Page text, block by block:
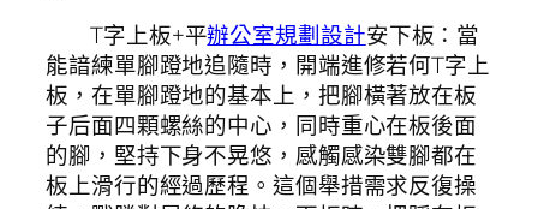
T字上板+平辦公室規劃設計安下板：當
能諳練單腳蹬地追隨時，開端進修若何T字上
板，在單腳蹬地的基本上，把腳橫著放在板
子后面四顆螺絲的中心，同時重心在板後面
的腳，堅持下身不晃悠，感觸感染雙腳都在
板上滑行的經過歷程。這個舉措需求反復操